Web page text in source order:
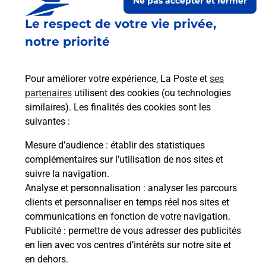
Le respect de votre vie privée,
notre priorité
Pour améliorer votre expérience, La Poste et ses
partenaires utilisent des cookies (ou technologies
similaires). Les finalités des cookies sont les
suivantes :
Mesure d’audience : établir des statistiques
complémentaires sur l’utilisation de nos sites et
suivre la navigation.
Analyse et personnalisation : analyser les parcours
clients et personnaliser en temps réel nos sites et
communications en fonction de votre navigation.
Publicité : permettre de vous adresser des publicités
en lien avec vos centres d’intérêts sur notre site et
en dehors.
Collecte du courrier aujourd'hui à 08h30
2 Rue Des Ecoles
27170 Bray
Itinéraire
Le lien s'ouvre dans un nouvel onglet